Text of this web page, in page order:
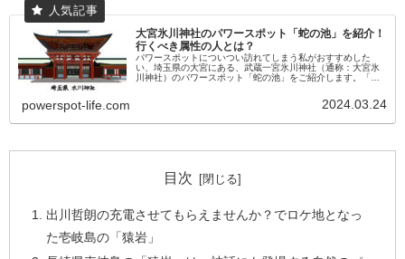
大宮氷川神社のパワースポット「蛇の池」を紹介！
行くべき属性の人とは？
パワースポットについつい訪れてしまう私がおすすめした
い、埼玉県の大宮にある、武蔵一宮氷川神社（通称：大宮氷
川神社）のパワースポット「蛇の池」をご紹介します。「蛇
powerspot-life.com 2024.03.24
目次
出川哲朗の充電させてもらえませんか？でロケ地となっ
た壱岐島の「猿岩」